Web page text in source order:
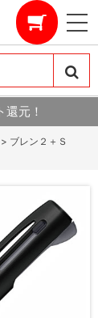
元！
> ブレン２＋Ｓ